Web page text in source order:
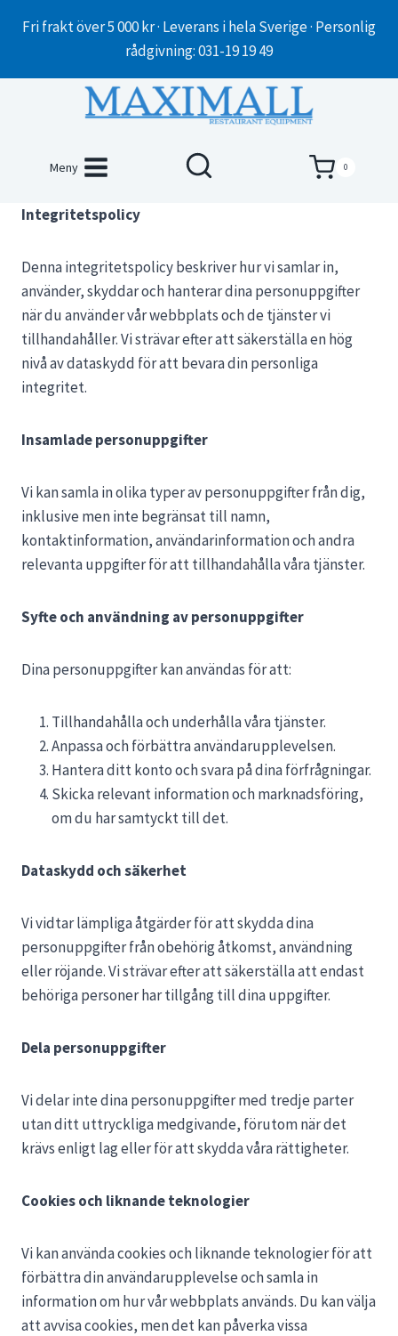
Fri frakt över 5 000 kr · Leverans i hela Sverige · Personlig
rådgivning: 031-19 19 49
Meny 0
Integritetspolicy
Denna integritetspolicy beskriver hur vi samlar in,
använder, skyddar och hanterar dina personuppgifter
när du använder vår webbplats och de tjänster vi
tillhandahåller. Vi strävar efter att säkerställa en hög
nivå av dataskydd för att bevara din personliga
integritet.
Insamlade personuppgifter
Vi kan samla in olika typer av personuppgifter från dig,
inklusive men inte begränsat till namn,
kontaktinformation, användarinformation och andra
relevanta uppgifter för att tillhandahålla våra tjänster.
Syfte och användning av personuppgifter
Dina personuppgifter kan användas för att:
Tillhandahålla och underhålla våra tjänster.
Anpassa och förbättra användarupplevelsen.
Hantera ditt konto och svara på dina förfrågningar.
Skicka relevant information och marknadsföring,
om du har samtyckt till det.
Dataskydd och säkerhet
Vi vidtar lämpliga åtgärder för att skydda dina
personuppgifter från obehörig åtkomst, användning
eller röjande. Vi strävar efter att säkerställa att endast
behöriga personer har tillgång till dina uppgifter.
Dela personuppgifter
Vi delar inte dina personuppgifter med tredje parter
utan ditt uttryckliga medgivande, förutom när det
krävs enligt lag eller för att skydda våra rättigheter.
Cookies och liknande teknologier
Vi kan använda cookies och liknande teknologier för att
förbättra din användarupplevelse och samla in
information om hur vår webbplats används. Du kan välja
att avvisa cookies, men det kan påverka vissa